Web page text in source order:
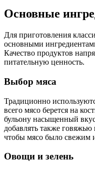
Основные
Для приготовления
основными
Качество продуктов
питательную ценность.
Выбор мяса
Традиционно
всего мясо берется на
бульону насыщенный
добавлять также говяжью
чтобы мясо было свежим
Овощи и зелень